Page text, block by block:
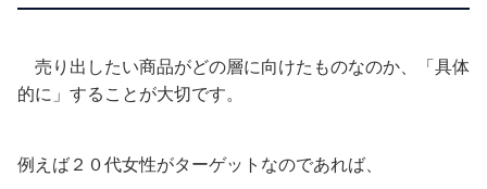
売り出したい商品がどの層に向けたものなのか、「具体
的に」することが大切です。
例えば２０代女性がターゲットなのであれば、